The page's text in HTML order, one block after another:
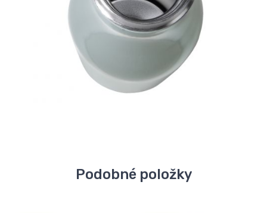
Podobné položky